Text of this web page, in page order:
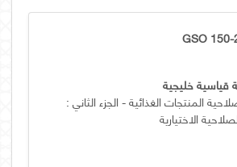
GSO
قياسية خليجية
المنتجات الغذائية - الجزء الثاني :
الاختيارية